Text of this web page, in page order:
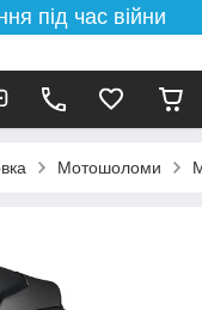
під час війни
Мотошоломи